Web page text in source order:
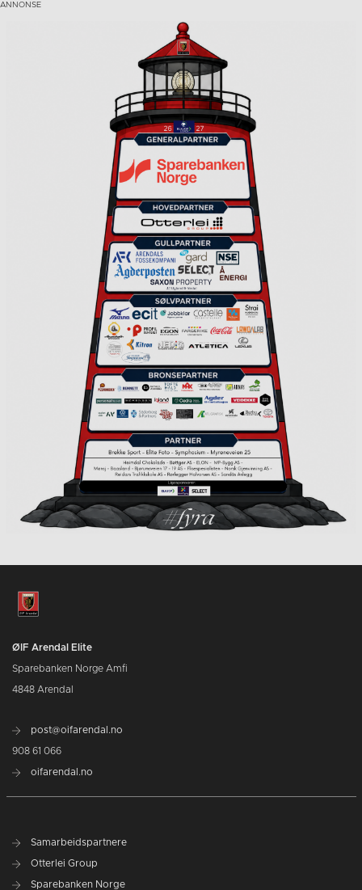
ØIF Arendal Elite
Sparebanken Norge Amfi
4848 Arendal
post@oifarendal.no
908 61 066
oifarendal.no
Samarbeidspartnere
Otterlei Group
Sparebanken Norge